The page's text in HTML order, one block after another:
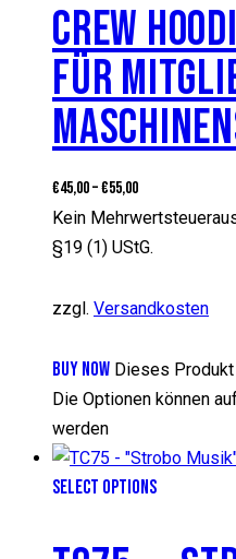
CREW
FÜR
€45,00–€55,00
Kein
§19 (1) UStG.
zzgl. Versandkosten
BUY NOW Dieses
Die Optionen können
werden
SELECT OPTIONS